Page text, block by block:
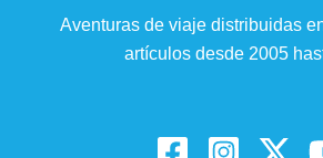
Aventuras de viaje distribuidas
artículos desde 2005